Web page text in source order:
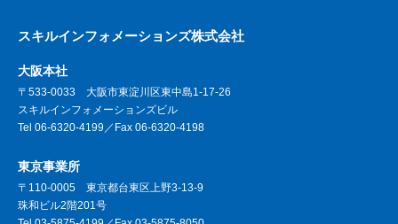
スキルインフォメーションズ株式会社
大阪本社
〒533-0033 大阪市東淀川区東中島1-17-26
スキルインフォメーションズビル
Tel 06-6320-4199／Fax 06-6320-4198
東京事業所
〒110-0005 東京都台東区上野3-13-9
珠和ビル2階201号